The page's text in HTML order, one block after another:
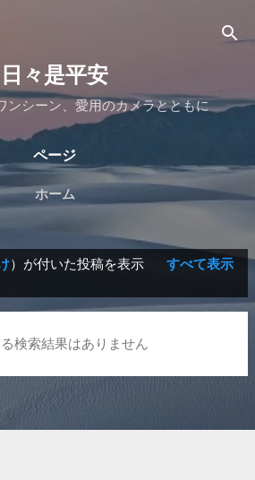
日々是平安
ンシーン、愛用のカメラとともに
ページ
ホーム
）が付いた投稿を表示
すべて表示
検索結果はありません